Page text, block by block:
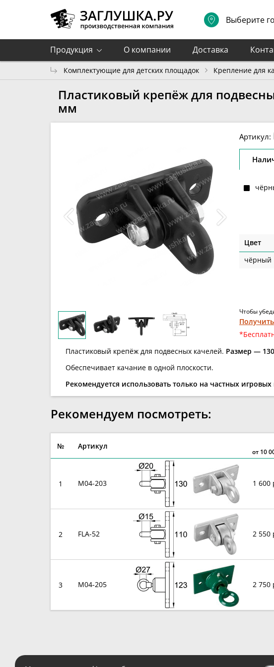
Выберите
Продукция О компании Доставка
Комплектующие для детских площадок Крепление для
Пластиковый крепёж для
мм
Артикул:
Цвет
чёрный
Чтобы
Пластиковый крепёж для подвесных качелей. Размер —
Обеспечивает качание в одной плоскости.
Рекомендуется использовать только на частных
Рекомендуем посмотреть:
№ Артикул
от 10
1 M04-203 1 600
2 FLA-52 2 550
3 M04-205 2 750